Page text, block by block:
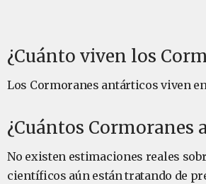
¿Cuánto viven los
Los Cormoranes antárticos viven
¿Cuántos
No existen estimaciones reales
científicos aún están tratando de